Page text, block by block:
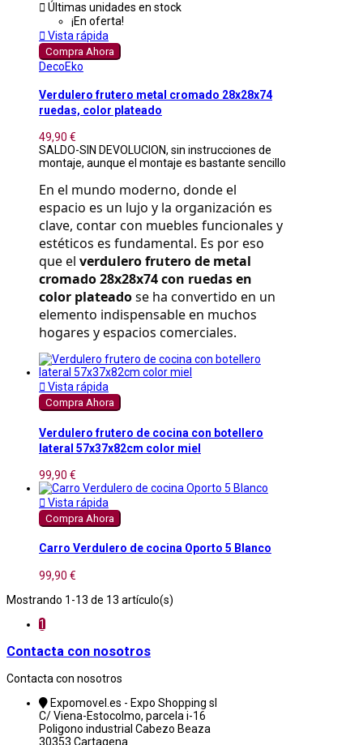
 Últimas unidades en stock
¡En oferta!
 Vista rápida
Compra Ahora
DecoEko
Verdulero frutero metal cromado 28x28x74
ruedas, color plateado
49,90 €
SALDO-SIN DEVOLUCION, sin instrucciones de
montaje, aunque el montaje es bastante sencillo
En el mundo moderno, donde el
espacio es un lujo y la organización es
clave, contar con muebles funcionales y
estéticos es fundamental. Es por eso
que el verdulero frutero de metal
cromado 28x28x74 con ruedas en
color plateado se ha convertido en un
elemento indispensable en muchos
hogares y espacios comerciales.
 Vista rápida
Compra Ahora
Verdulero frutero de cocina con botellero
lateral 57x37x82cm color miel
99,90 €
 Vista rápida
Compra Ahora
Carro Verdulero de cocina Oporto 5 Blanco
99,90 €
Mostrando 1-13 de 13 artículo(s)
1
Contacta con nosotros
Contacta con nosotros
Expomovel.es - Expo Shopping sl
C/ Viena-Estocolmo, parcela i-16
Poligono industrial Cabezo Beaza
30353 Cartagena